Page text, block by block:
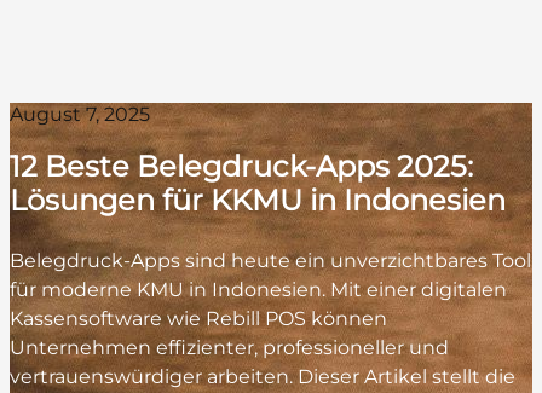
August 7, 2025
12 Beste Belegdruck-Apps 2025:
Lösungen für KKMU in Indonesien
Belegdruck-Apps sind heute ein unverzichtbares Tool
für moderne KMU in Indonesien. Mit einer digitalen
Kassensoftware wie Rebill POS können
Unternehmen effizienter, professioneller und
vertrauenswürdiger arbeiten. Dieser Artikel stellt die